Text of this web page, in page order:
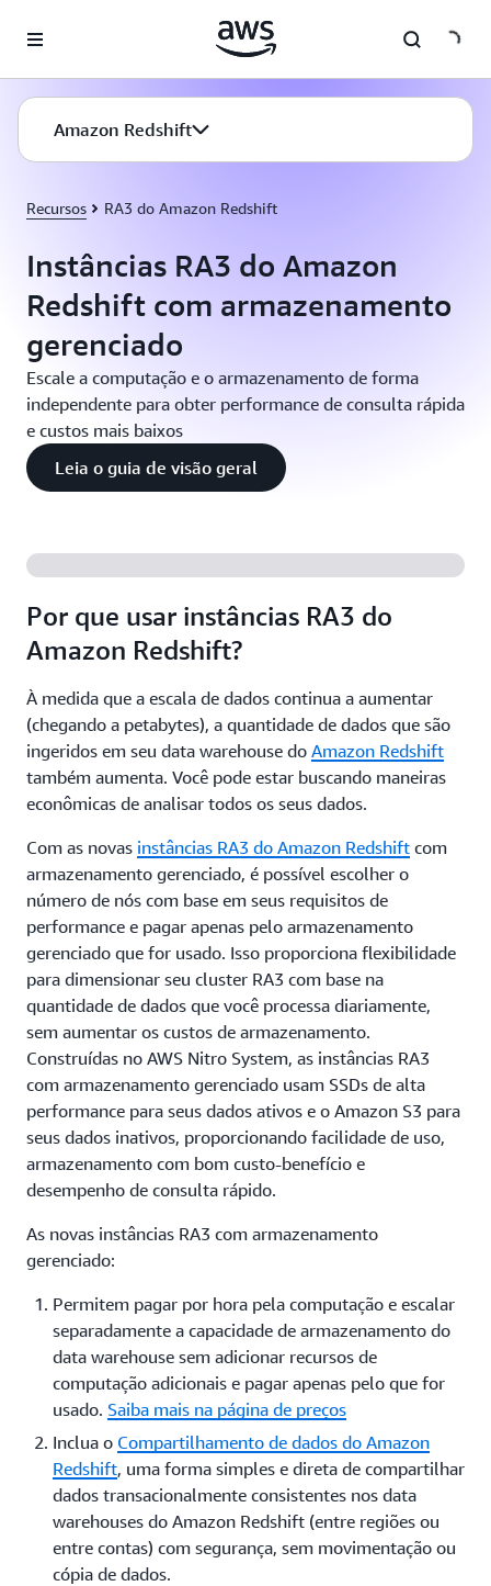
Pular para o conteúdo principal
Amazon Redshift
Recursos RA3 do Amazon Redshift
Instâncias RA3 do Amazon
Redshift com armazenamento
gerenciado
Escale a computação e o armazenamento de forma
independente para obter performance de consulta rápida
e custos mais baixos
Leia o guia de visão geral
Por que usar instâncias RA3 do
Amazon Redshift?
À medida que a escala de dados continua a aumentar
(chegando a petabytes), a quantidade de dados que são
ingeridos em seu data warehouse do Amazon Redshift
também aumenta. Você pode estar buscando maneiras
econômicas de analisar todos os seus dados.
Com as novas instâncias RA3 do Amazon Redshift com
armazenamento gerenciado, é possível escolher o
número de nós com base em seus requisitos de
performance e pagar apenas pelo armazenamento
gerenciado que for usado. Isso proporciona flexibilidade
para dimensionar seu cluster RA3 com base na
quantidade de dados que você processa diariamente,
sem aumentar os custos de armazenamento.
Construídas no AWS Nitro System, as instâncias RA3
com armazenamento gerenciado usam SSDs de alta
performance para seus dados ativos e o Amazon S3 para
seus dados inativos, proporcionando facilidade de uso,
armazenamento com bom custo-benefício e
desempenho de consulta rápido.
As novas instâncias RA3 com armazenamento
gerenciado:
Permitem pagar por hora pela computação e escalar
separadamente a capacidade de armazenamento do
data warehouse sem adicionar recursos de
computação adicionais e pagar apenas pelo que for
usado. Saiba mais na página de preços
Inclua o Compartilhamento de dados do Amazon
Redshift, uma forma simples e direta de compartilhar
dados transacionalmente consistentes nos data
warehouses do Amazon Redshift (entre regiões ou
entre contas) com segurança, sem movimentação ou
cópia de dados.